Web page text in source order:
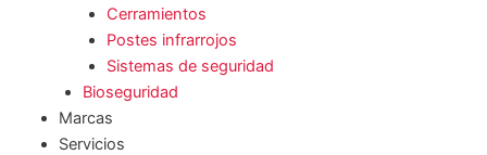
Cerramientos
Postes infrarrojos
Sistemas de seguridad
Bioseguridad
Marcas
Servicios